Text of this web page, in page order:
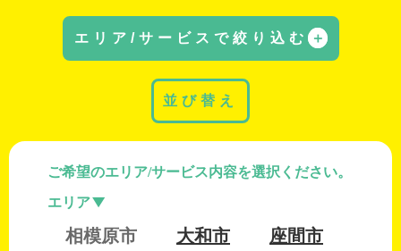
エリア/サービスで絞り込む ＋
ご希望のエリア/サービス内容を選択ください。
エリア
相模原市 大和市 座間市
並び替え